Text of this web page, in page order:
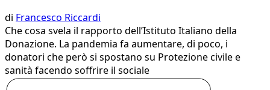
di Francesco Riccardi
Che cosa svela il rapporto dell’Istituto Italiano della
Donazione. La pandemia fa aumentare, di poco, i
donatori che però si spostano su Protezione civile e
sanità facendo soffrire il sociale